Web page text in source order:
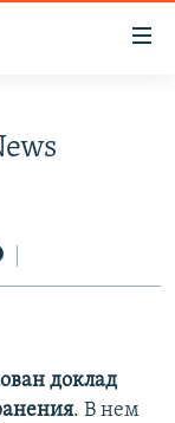
доклад
. В нем